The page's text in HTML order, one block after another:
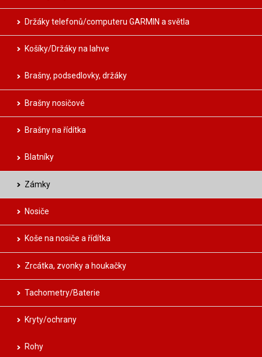
Držáky telefonů/computeru GARMIN a světla
Košíky/Držáky na lahve
Brašny, podsedlovky, držáky
Brašny nosičové
Brašny na řídítka
Blatníky
Zámky
Nosiče
Koše na nosiče a řídítka
Zrcátka, zvonky a houkačky
Tachometry/Baterie
Kryty/ochrany
Rohy